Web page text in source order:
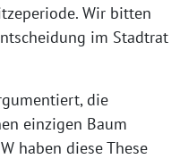
Wir bitten
im Stadtrat
die
einzigen Baum
haben diese These